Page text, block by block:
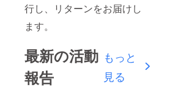
行し、リターンをお届けし
ます。
最新の活動
報告
もっと
見る